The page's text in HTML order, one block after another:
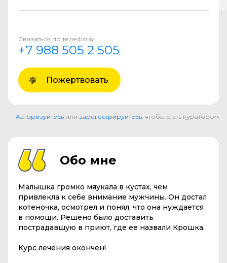
Связаться по телефону
+7 988 505 2 505
Пожертвовать
Авторизуйтесь или зарегестрируйтесь , чтобы стать куратором
Обо мне
Малышка громко мяукала в кустах, чем
привлекла к себе внимание мужчины. Он достал
котеночка, осмотрел и понял, что она нуждается
в помощи. Решено было доставить
пострадавшую в приют, где ее назвали Крошка.
Курс лечения окончен!